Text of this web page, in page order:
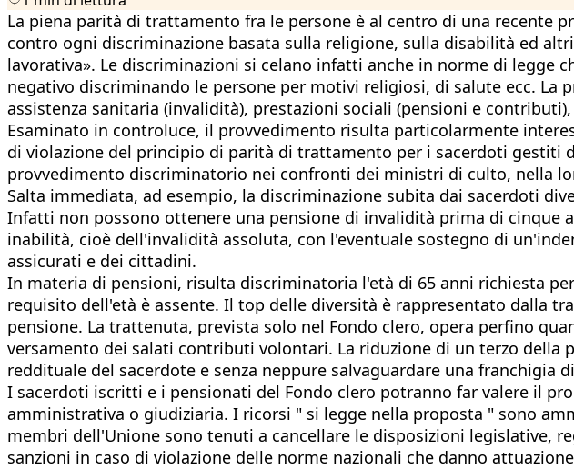
La piena parità di trattamento fra le persone è al centro di una recente
contro ogni discriminazione basata sulla religione, sulla disabilità ed
lavorativa». Le discriminazioni si celano infatti anche in norme di legge
negativo discriminando le persone per motivi religiosi, di salute ecc. La
assistenza sanitaria (invalidità), prestazioni sociali (pensioni e
Esaminato in controluce, il provvedimento risulta particolarmente
di violazione del principio di parità di trattamento per i sacerdoti gestiti
provvedimento discriminatorio nei confronti dei ministri di culto, nella
Salta immediata, ad esempio, la discriminazione subita dai sacerdoti
Infatti non possono ottenere una pensione di invalidità prima di
inabilità, cioè dell'invalidità assoluta, con l'eventuale sostegno di
assicurati e dei cittadini.
In materia di pensioni, risulta discriminatoria l'età di 65 anni richiesta
requisito dell'età è assente. Il top delle diversità è rappresentato dalla
pensione. La trattenuta, prevista solo nel Fondo clero, opera perfino
versamento dei salati contributi volontari. La riduzione di un terzo della
reddituale del sacerdote e senza neppure salvaguardare una franchigia
I sacerdoti iscritti e i pensionati del Fondo clero potranno far valere il
amministrativa o giudiziaria. I ricorsi " si legge nella proposta " sono
membri dell'Unione sono tenuti a cancellare le disposizioni legislative,
sanzioni in caso di violazione delle norme nazionali che danno